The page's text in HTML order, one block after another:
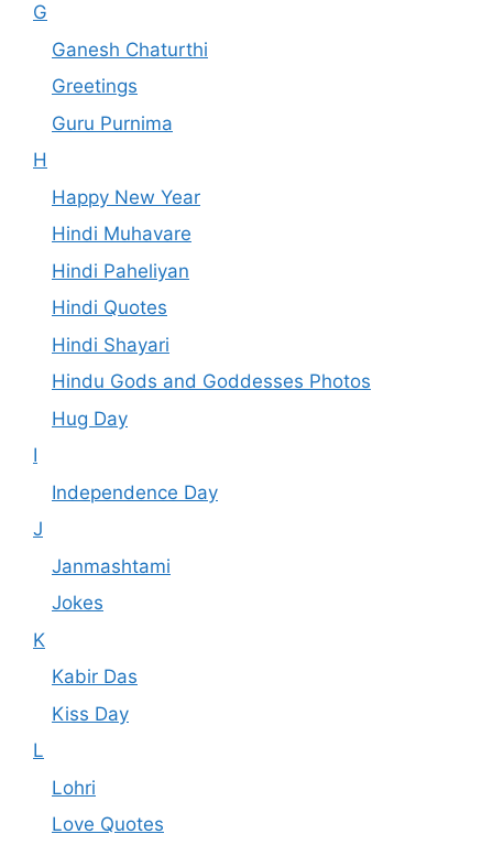
G
Ganesh Chaturthi
Greetings
Guru Purnima
H
Happy New Year
Hindi Muhavare
Hindi Paheliyan
Hindi Quotes
Hindi Shayari
Hindu Gods and Goddesses Photos
Hug Day
I
Independence Day
J
Janmashtami
Jokes
K
Kabir Das
Kiss Day
L
Lohri
Love Quotes